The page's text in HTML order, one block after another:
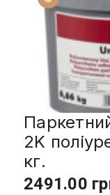
2K
кг.
2491.00